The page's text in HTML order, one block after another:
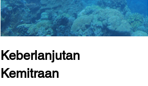
Keberlanjutan
Kemitraan